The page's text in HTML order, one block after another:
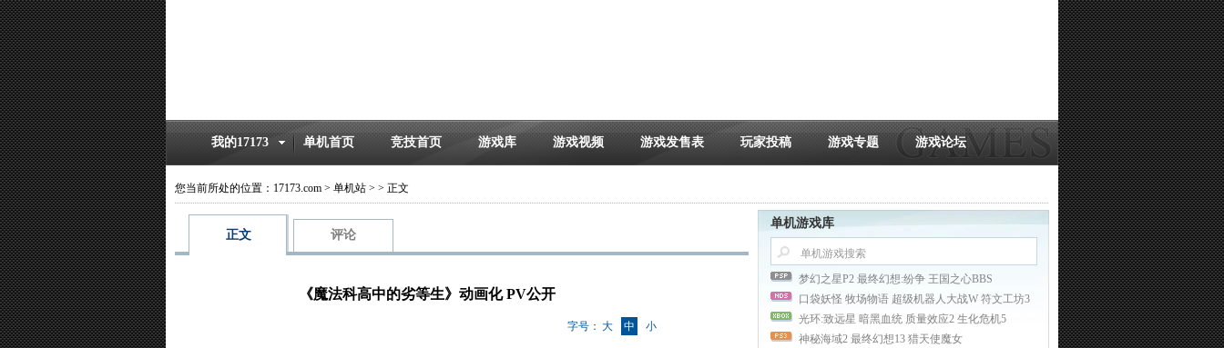
我的17173 单机首页 竞技首页 游戏库 游戏视频 游戏发售表 玩家投稿 游戏专题 游戏论坛
您当前所处的位置： 17173.com > 单机站 > > 正文
正文 评论
《魔法科高中的劣等生》动画化 PV公开
字号： 大 中 小
单机游戏库
梦幻之星P2 最终幻想:纷争 王国之心BBS
口袋妖怪 牧场物语 超级机器人大战W 符文工坊3
光环:致远星 暗黑血统 质量效应2 生化危机5
神秘海域2 最终幻想13 猎天使魔女